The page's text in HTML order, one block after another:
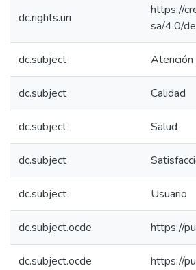
dc.rights.uri
https://
sa/4.0/
dc.subject Atención
dc.subject Calidad
dc.subject Salud
dc.subject
dc.subject Usuario
dc.subject.ocde https://
dc.subject.ocde https://